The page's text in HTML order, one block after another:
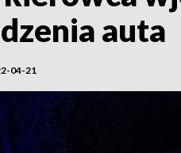
auta
04-21